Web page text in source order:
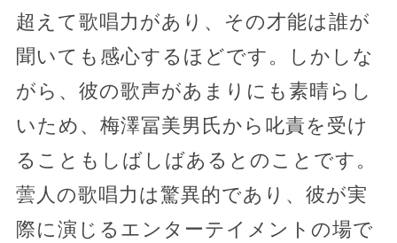
超えて歌唱力があり、その才能は誰が
聞いても感心するほどです。しかしな
がら、彼の歌声があまりにも素晴らし
いため、梅澤冨美男氏から叱責を受け
ることもしばしばあるとのことです。
蕓人の歌唱力は驚異的であり、彼が実
際に演じるエンターテイメントの場で